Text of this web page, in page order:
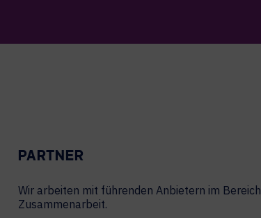
PARTNER
Wir arbeiten mit führenden Anbietern im Bereich
Zusammenarbeit.